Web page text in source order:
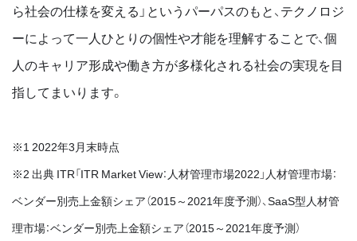
ら社会の仕様を変える」というパーパスのもと、テクノロジ
ーによって一人ひとりの個性や才能を理解することで、個
人のキャリア形成や働き方が多様化される社会の実現を目
指してまいります。
※1 2022年3月末時点
※2 出典 ITR「ITR Market View：人材管理市場2022」人材管理市場：
ベンダー別売上金額シェア（2015～2021年度予測）、SaaS型人材管
理市場：ベンダー別売上金額シェア（2015～2021年度予測）